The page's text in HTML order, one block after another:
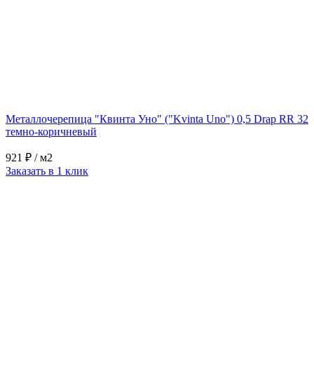
Металлочерепица "Квинта Уно" ("Kvinta Uno") 0,5 Drap RR 32
темно-коричневый
921 ₽ / м2
Заказать в 1 клик